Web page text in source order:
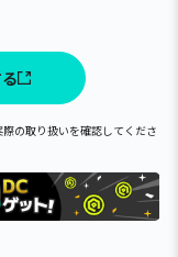
の取り扱いを確認してくださ